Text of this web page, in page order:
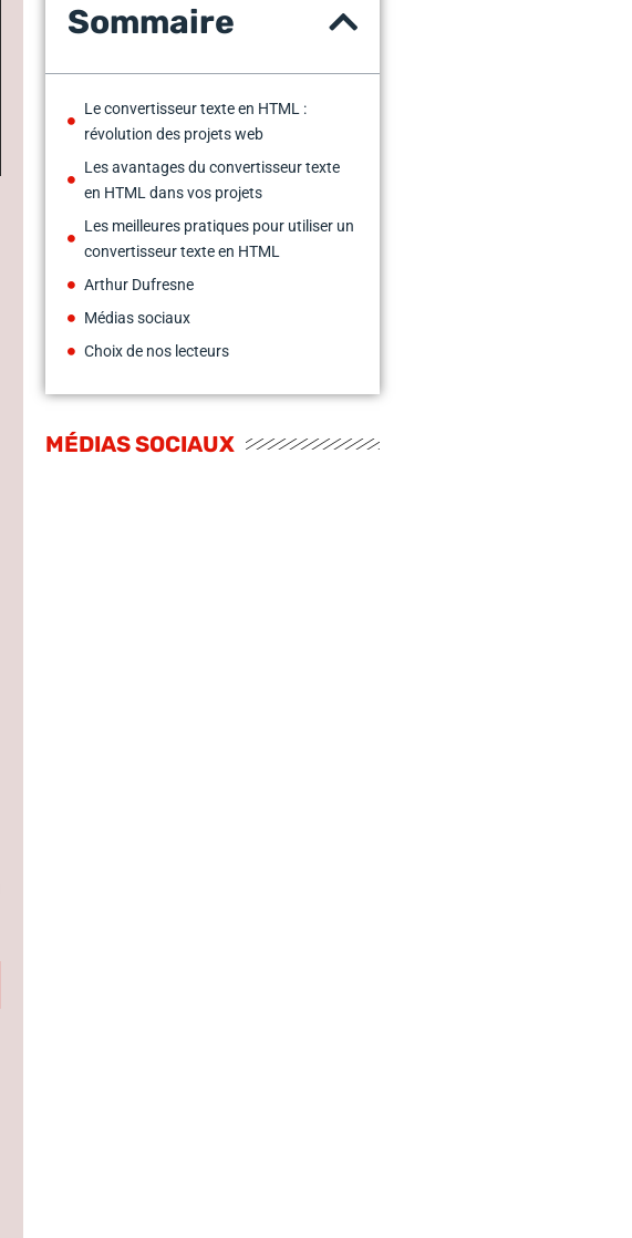
Sommaire
Le convertisseur texte en HTML :
révolution des projets web
Les avantages du convertisseur texte
en HTML dans vos projets
Les meilleures pratiques pour utiliser un
convertisseur texte en HTML
Arthur Dufresne
Médias sociaux
Choix de nos lecteurs
MÉDIAS SOCIAUX